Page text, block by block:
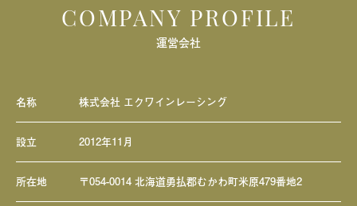
COMPANY PROFILE
運営会社
名称 株式会社 エクワインレーシング
設立 2012年11月
所在地 〒054-0014 北海道勇払郡むかわ町米原479番地2